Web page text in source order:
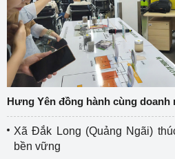
Hưng Yên đồng hành cùng
Xã Đắk Long (Quảng Ngãi)
bền vững